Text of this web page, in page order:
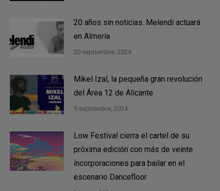
20 años sin noticias. Melendi actuará
en Almería
20 septiembre, 2024
Mikel Izal, la pequeña gran revolución
del Área 12 de Alicante
5 septiembre, 2024
Low Festival cierra el cartel de su
próxima edición con más de veinte
incorporaciones para bailar en el
escenario Dancefloor